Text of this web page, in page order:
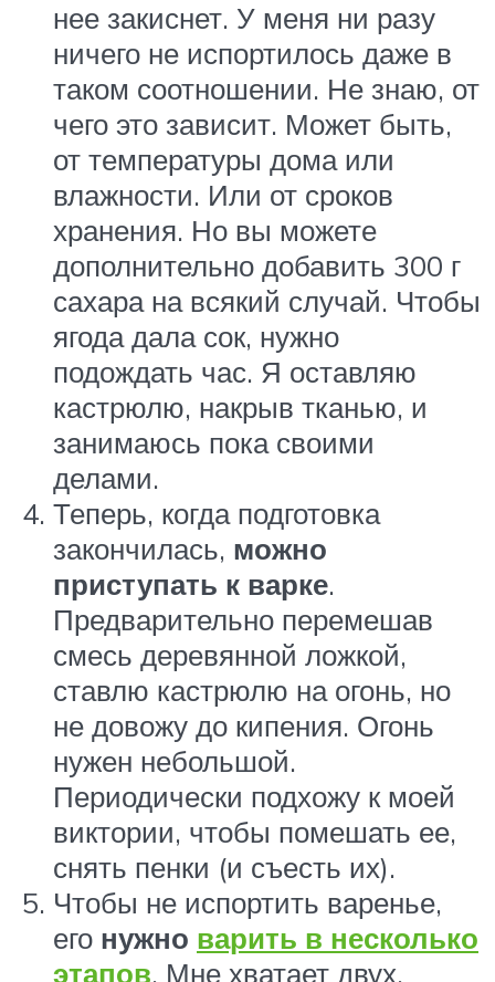
нее закиснет. У меня ни разу
ничего не испортилось даже в
таком соотношении. Не знаю, от
чего это зависит. Может быть,
от температуры дома или
влажности. Или от сроков
хранения. Но вы можете
дополнительно добавить 300 г
сахара на всякий случай. Чтобы
ягода дала сок, нужно
подождать час. Я оставляю
кастрюлю, накрыв тканью, и
занимаюсь пока своими
делами.
Теперь, когда подготовка
закончилась, можно
приступать к варке.
Предварительно перемешав
смесь деревянной ложкой,
ставлю кастрюлю на огонь, но
не довожу до кипения. Огонь
нужен небольшой.
Периодически подхожу к моей
виктории, чтобы помешать ее,
снять пенки (и съесть их).
Чтобы не испортить варенье,
его нужно варить в несколько
этапов. Мне хватает двух.